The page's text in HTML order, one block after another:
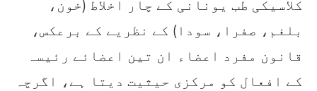
کلاسیکی طب یونانی کے چار اخلاط (خون،
بلغم، صفرا، سودا) کے نظریے کے برعکس،
قانون مفرد اعضاء ان تین اعضائے رئیسہ
کے افعال کو مرکزی حیثیت دیتا ہے، اگرچہ